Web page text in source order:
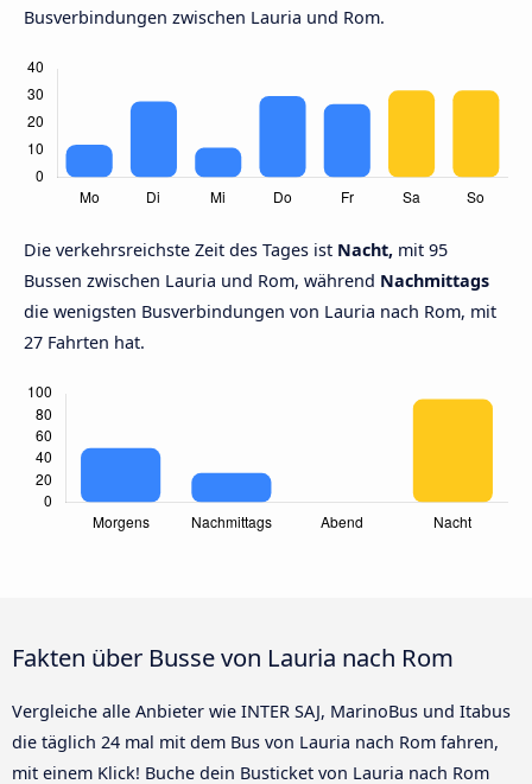
Busverbindungen zwischen Lauria und Rom.
Die verkehrsreichste Zeit des Tages ist Nacht, mit 95
Bussen zwischen Lauria und Rom, während Nachmittags
die wenigsten Busverbindungen von Lauria nach Rom, mit
27 Fahrten hat.
Fakten über Busse von Lauria nach Rom
Vergleiche alle Anbieter wie INTER SAJ, MarinoBus und Itabus
die täglich 24 mal mit dem Bus von Lauria nach Rom fahren,
mit einem Klick! Buche dein Busticket von Lauria nach Rom